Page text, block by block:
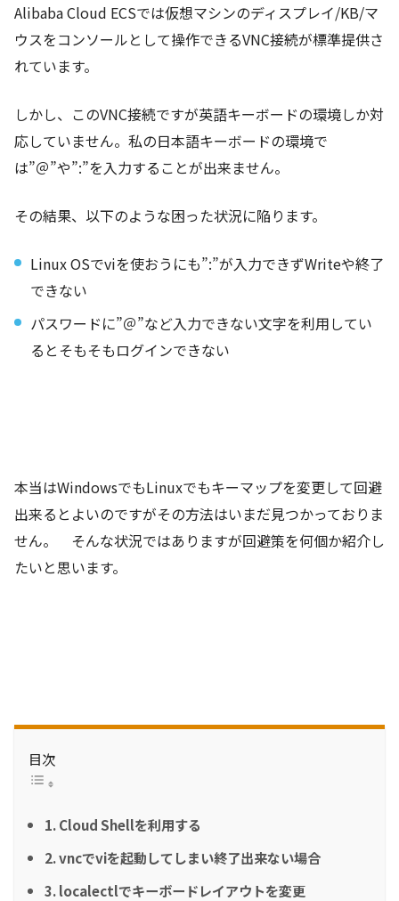
Alibaba Cloud ECSでは仮想マシンのディスプレイ/KB/マ
ウスをコンソールとして操作できるVNC接続が標準提供さ
れています。
しかし、このVNC接続ですが英語キーボードの環境しか対
応していません。私の日本語キーボードの環境で
は”＠”や”:”を入力することが出来ません。
その結果、以下のような困った状況に陥ります。
Linux OSでviを使おうにも”:”が入力できずWriteや終了
できない
パスワードに”＠”など入力できない文字を利用してい
るとそもそもログインできない
本当はWindowsでもLinuxでもキーマップを変更して回避
出来るとよいのですがその方法はいまだ見つかっておりま
せん。 そんな状況ではありますが回避策を何個か紹介し
たいと思います。
目次
1. Cloud Shellを利用する
2. vncでviを起動してしまい終了出来ない場合
3. localectlでキーボードレイアウトを変更